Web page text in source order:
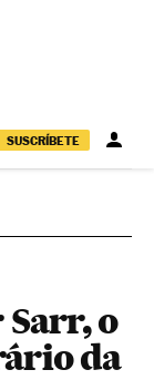
SUSCRÍBETE
o
da